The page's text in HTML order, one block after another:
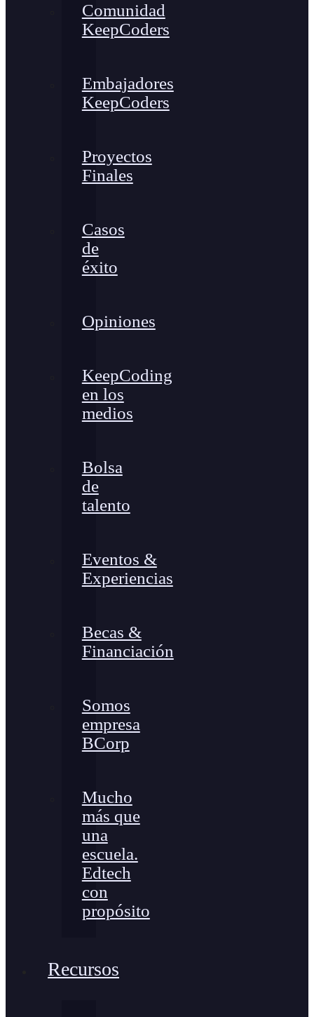
Comunidad
KeepCoders
Embajadores
KeepCoders
Proyectos
Finales
Casos
de
éxito
Opiniones
KeepCoding
en los
medios
Bolsa
de
talento
Eventos &
Experiencias
Becas &
Financiación
Somos
empresa
BCorp
Mucho
más que
una
escuela.
Edtech
con
propósito
Recursos